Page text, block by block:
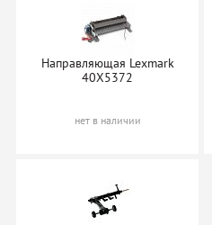
Направляющая Lexmark
40X5372
нет в наличии